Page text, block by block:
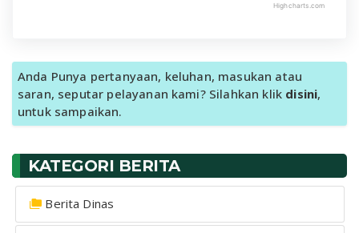
Highcharts.com
Anda Punya pertanyaan, keluhan, masukan atau
saran, seputar pelayanan kami? Silahkan klik disini,
untuk sampaikan.
KATEGORI BERITA
Berita Dinas